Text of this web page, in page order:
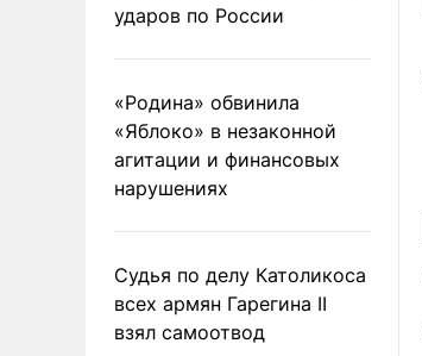
ударов по России
«Родина» обвинила
«Яблоко» в незаконной
агитации и финансовых
нарушениях
Судья по делу Католикоса
всех армян Гарегина II
взял самоотвод